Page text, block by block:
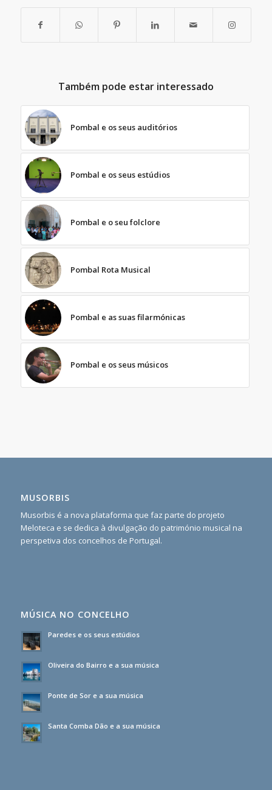
Também pode estar interessado
Pombal e os seus auditórios
Pombal e os seus estúdios
Pombal e o seu folclore
Pombal Rota Musical
Pombal e as suas filarmónicas
Pombal e os seus músicos
MUSORBIS
Musorbis é a nova plataforma que faz parte do projeto
Meloteca e se dedica à divulgação do património musical na
perspetiva dos concelhos de Portugal.
MÚSICA NO CONCELHO
Paredes e os seus estúdios
Oliveira do Bairro e a sua música
Ponte de Sor e a sua música
Santa Comba Dão e a sua música